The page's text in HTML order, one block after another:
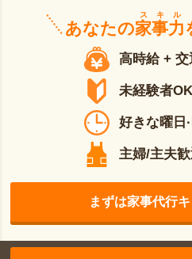
あなたの家事力
スキル
高時給 + 交
未経験者
好きな曜日
主婦/主夫
まずは家事代行